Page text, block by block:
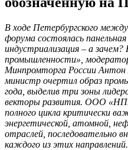
В ходе Петербургского
форума состоялась
индустриализация – а зачем?
промышленности»,
Минпромторга России Антон
министр очертил образ
года, выделив три зоны
векторы развития. ООО
полного цикла критически
энергетической, атомной,
отраслей, последовательно
каждого из этих направлений.